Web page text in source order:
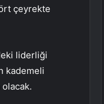
çeyrekte
liderliği
kademeli